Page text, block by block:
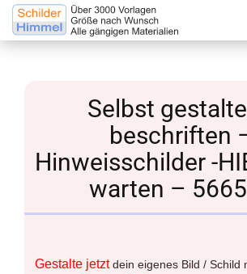
Selbst
beschriften
Hinweisschilder -
warten –
Gestalte jetztdein eigenes Bild / Schild